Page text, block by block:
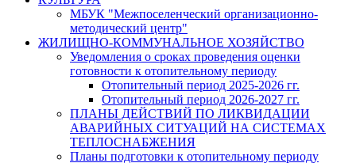
МБУК "Межпоселенческий организационно-
методический центр"
ЖИЛИЩНО-КОММУНАЛЬНОЕ ХОЗЯЙСТВО
Уведомления о сроках проведения оценки
готовности к отопительному периоду
Отопительный период 2025-2026 гг.
Отопительный период 2026-2027 гг.
ПЛАНЫ ДЕЙСТВИЙ ПО ЛИКВИДАЦИИ
АВАРИЙНЫХ СИТУАЦИЙ НА СИСТЕМАХ
ТЕПЛОСНАБЖЕНИЯ
Планы подготовки к отопительному периоду